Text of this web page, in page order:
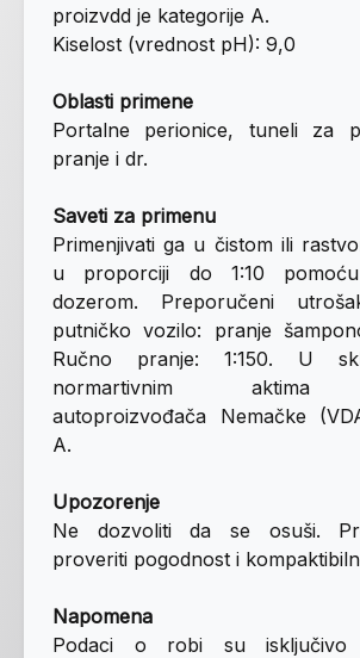
proizvdd je kategorije А.
Kiselost (vrednost pH): 9,0
Oblasti primene
Portalne perionice, tuneli za
pranje i dr.
Saveti za primenu
Primenjivati ga u čistom ili
u proporciji do 1:10
dozerom. Preporučeni
putničko vozilo: pranje
Ručno pranje: 1:150. U
normartivnim aktima
autoproizvođača Nemačke
А.
Upozorenje
Ne dozvoliti da se osuši.
proveriti pogodnost i
Napomena
Podaci o robi su isključivo